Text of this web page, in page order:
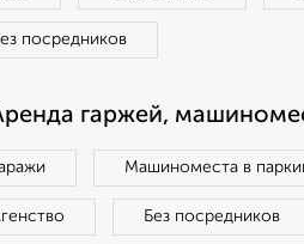
посредников
гаржей,
Машиноместа в
Без посредников